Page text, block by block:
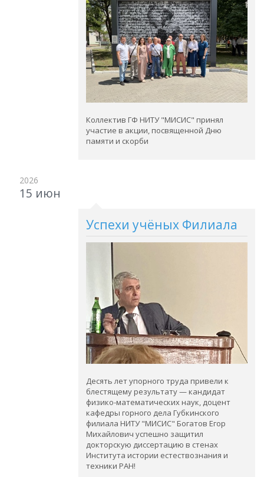
Коллектив ГФ НИТУ "МИСИС" принял
участие в акции, посвященной Дню
памяти и скорби
2026
15 июн
Успехи учёных Филиала
Десять лет упорного труда привели к
блестящему результату — кандидат
физико-математических наук, доцент
кафедры горного дела Губкинского
филиала НИТУ "МИСИС" Богатов Егор
Михайлович успешно защитил
докторскую диссертацию в стенах
Института истории естествознания и
техники РАН!